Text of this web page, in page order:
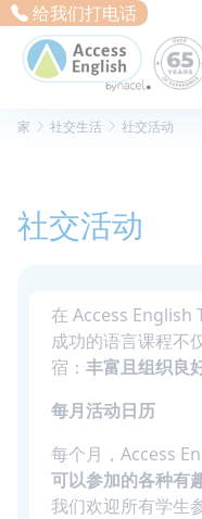
给我们打电话
家 社交生活 社交活动
社交活动
在 Access English
成功的语言课程不
宿： 丰富且组织良
每月活动日历
每个月，Access
可以参加的各种有
我们欢迎所有学生
Cookie管理面板